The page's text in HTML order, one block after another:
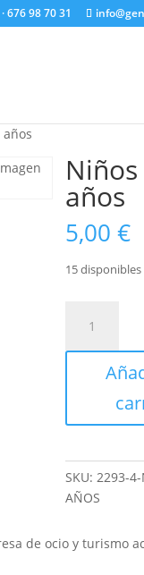
676 98 70 31
años
5,00€
15 disponibles
años
cantidad
SKU:2293-
AÑOS